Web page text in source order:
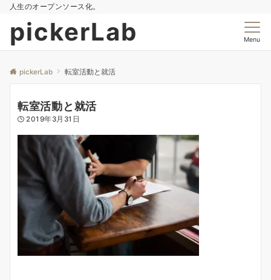
人生のオープンソース化。
pickerLab Menu
pickerLab 転室活動と就活
転室活動と就活
2019年3月31日